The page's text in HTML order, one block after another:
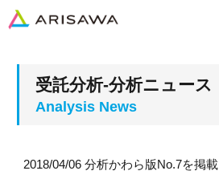
受託分析-分析ニュース
2018/04/06 分析かわら版No.7を掲載